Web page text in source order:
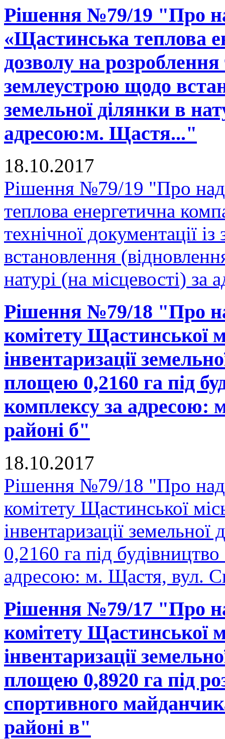
Рішення №79/19 "Про
«Щастинська теплова
дозволу на розроблення
землеустрою щодо
земельної ділянки в
адресою:м. Щастя..."
18.10.2017
Рішення №79/19 "Про
теплова енергетична
технічної документації
встановлення
натурі (на місцевості)
Рішення №79/18 "Про
комітету Щастинської
інвентаризації
площею 0,2160 га під
комплексу за
районі б"
18.10.2017
Рішення №79/18 "Про
комітету Щастинської
інвентаризації
0,2160 га під
адресою: м. Щастя, вул.
Рішення №79/17 "Про
комітету Щастинської
інвентаризації
площею 0,8920 га під
спортивного
районі в"